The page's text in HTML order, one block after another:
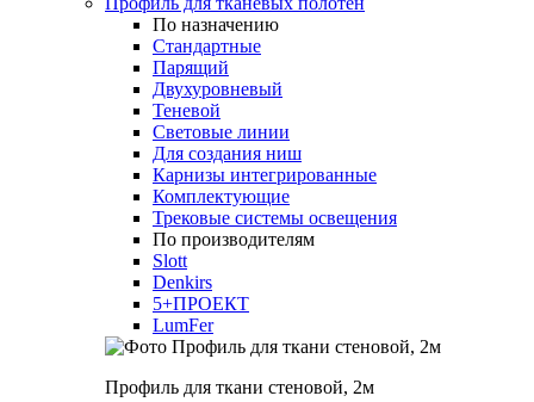
По назначению
Стандартные
Парящий
Двухуровневый
Теневой
Световые линии
Для создания ниш
Карнизы интегрированные
Комплектующие
Трековые системы освещения
По производителям
Slott
Denkirs
5+ПРОЕКТ
LumFer
Профиль для ткани стеновой, 2м